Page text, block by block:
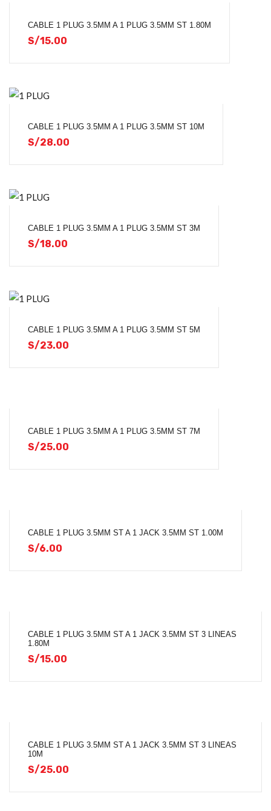
CABLE 1 PLUG 3.5MM A 1 PLUG 3.5MM ST 1.80M
S/15.00
CABLE 1 PLUG 3.5MM A 1 PLUG 3.5MM ST 10M
S/28.00
CABLE 1 PLUG 3.5MM A 1 PLUG 3.5MM ST 3M
S/18.00
CABLE 1 PLUG 3.5MM A 1 PLUG 3.5MM ST 5M
S/23.00
CABLE 1 PLUG 3.5MM A 1 PLUG 3.5MM ST 7M
S/25.00
CABLE 1 PLUG 3.5MM ST A 1 JACK 3.5MM ST 1.00M
S/6.00
CABLE 1 PLUG 3.5MM ST A 1 JACK 3.5MM ST 3 LINEAS
1.80M
S/15.00
CABLE 1 PLUG 3.5MM ST A 1 JACK 3.5MM ST 3 LINEAS
10M
S/25.00